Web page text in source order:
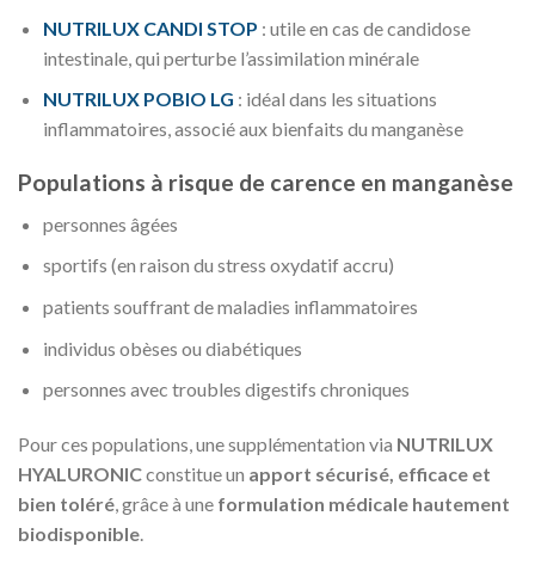
NUTRILUX CANDI STOP : utile en cas de candidose
intestinale, qui perturbe l’assimilation minérale
NUTRILUX POBIO LG : idéal dans les situations
inflammatoires, associé aux bienfaits du manganèse
Populations à risque de carence en manganèse
personnes âgées
sportifs (en raison du stress oxydatif accru)
patients souffrant de maladies inflammatoires
individus obèses ou diabétiques
personnes avec troubles digestifs chroniques
Pour ces populations, une supplémentation via NUTRILUX
HYALURONICconstitue un apport sécurisé, efficace et
bien toléré, grâce à une formulation médicale hautement
biodisponible.